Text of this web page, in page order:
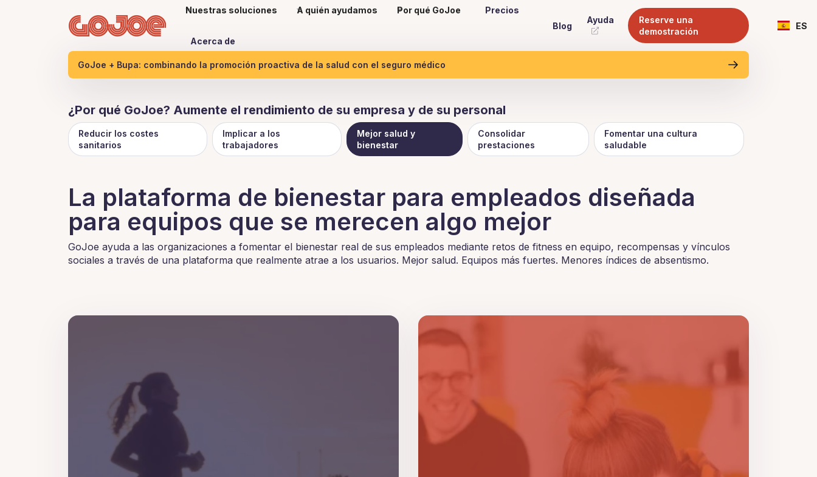
Nuestras soluciones A quién ayudamos Por qué GoJoe Precios
Acerca de
Blog
Ayuda
Reserve una
demostración
ES
GoJoe + Bupa: combinando la promoción proactiva de la salud con el seguro médico
¿Por qué GoJoe? Aumente el rendimiento de su empresa y de su personal
Reducir los costes
sanitarios
Implicar a los
trabajadores
Mejor salud y
bienestar
Consolidar
prestaciones
Fomentar una cultura
saludable
La plataforma de bienestar para empleados diseñada
para equipos que se merecen algo mejor
GoJoe ayuda a las organizaciones a fomentar el bienestar real de sus empleados mediante retos de fitness en equipo, recompensas y vínculos
sociales a través de una plataforma que realmente atrae a los usuarios. Mejor salud. Equipos más fuertes. Menores índices de absentismo.